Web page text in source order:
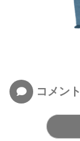
コメント